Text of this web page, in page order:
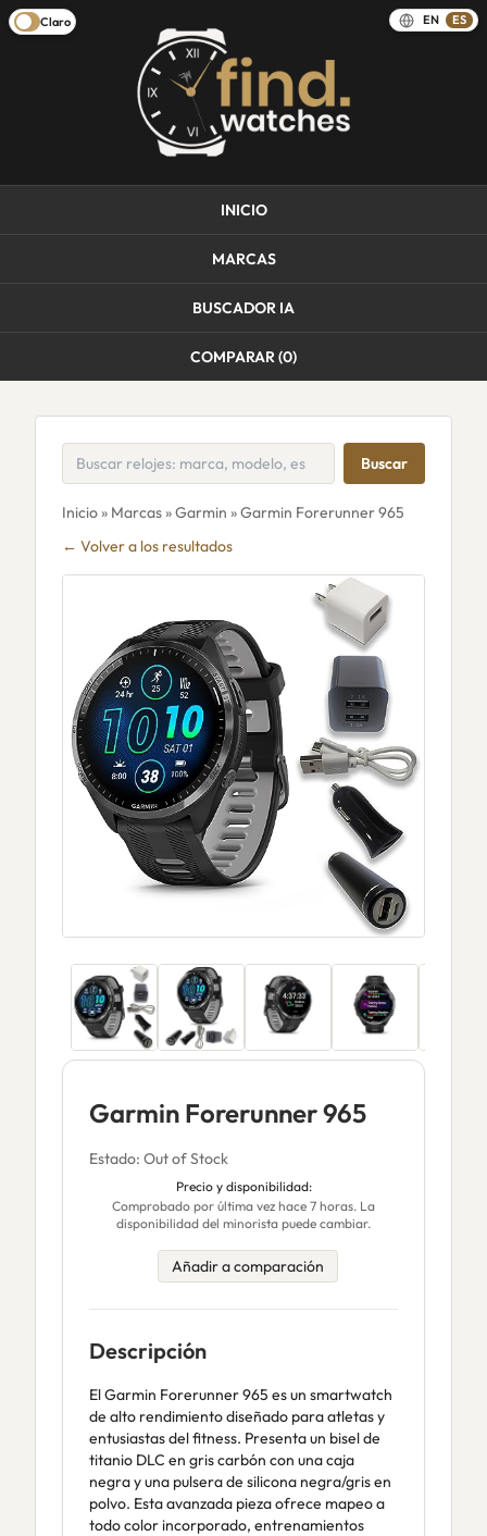
Claro EN ES
INICIO
MARCAS
BUSCADOR IA
COMPARAR (0)
Buscar
Inicio» Marcas»Garmin » Garmin Forerunner 965
← Volver a los resultados
Garmin Forerunner 965
Estado: Out of Stock
Precio y disponibilidad:
Comprobado por última vez hace 7 horas. La
disponibilidad del minorista puede cambiar.
Añadir a comparación
Descripción
El Garmin Forerunner 965 es un smartwatch
de alto rendimiento diseñado para atletas y
entusiastas del fitness. Presenta un bisel de
titanio DLC en gris carbón con una caja
negra y una pulsera de silicona negra/gris en
polvo. Esta avanzada pieza ofrece mapeo a
todo color incorporado, entrenamientos